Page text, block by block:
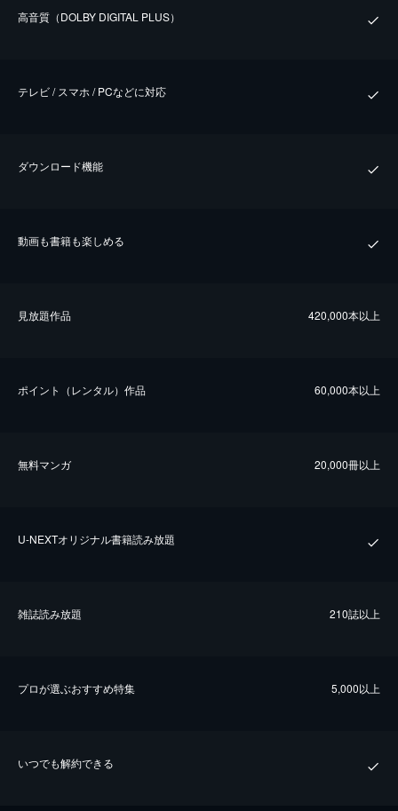
⾼⾳質（DOLBY DIGITAL PLUS）
テレビ / スマホ / PCなどに対応
ダウンロード機能
動画も書籍も楽しめる
⾒放題作品 420,000本以上
ポイント（レンタル）作品 60,000本以上
無料マンガ 20,000冊以上
U-NEXTオリジナル書籍読み放題
雑誌読み放題 210誌以上
プロが選ぶおすすめ特集 5,000以上
いつでも解約できる